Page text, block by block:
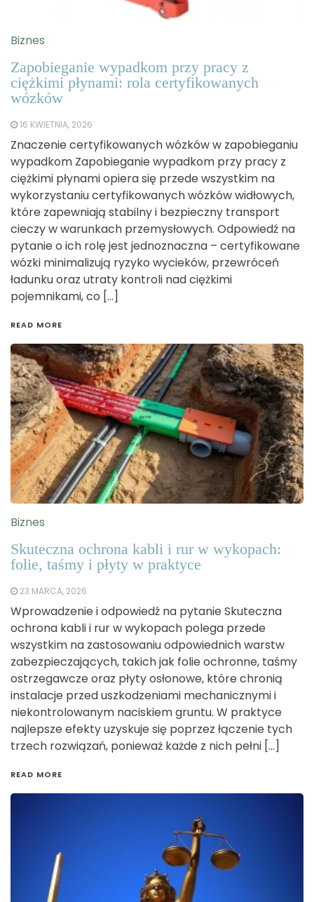
Biznes
Zapobieganie wypadkom przy pracy z
ciężkimi płynami: rola certyfikowanych
wózków
16 KWIETNIA, 2026
Znaczenie certyfikowanych wózków w zapobieganiu
wypadkom Zapobieganie wypadkom przy pracy z
ciężkimi płynami opiera się przede wszystkim na
wykorzystaniu certyfikowanych wózków widłowych,
które zapewniają stabilny i bezpieczny transport
cieczy w warunkach przemysłowych. Odpowiedź na
pytanie o ich rolę jest jednoznaczna – certyfikowane
wózki minimalizują ryzyko wycieków, przewróceń
ładunku oraz utraty kontroli nad ciężkimi
pojemnikami, co […]
READ MORE
Biznes
Skuteczna ochrona kabli i rur w wykopach:
folie, taśmy i płyty w praktyce
23 MARCA, 2026
Wprowadzenie i odpowiedź na pytanie Skuteczna
ochrona kabli i rur w wykopach polega przede
wszystkim na zastosowaniu odpowiednich warstw
zabezpieczających, takich jak folie ochronne, taśmy
ostrzegawcze oraz płyty osłonowe, które chronią
instalacje przed uszkodzeniami mechanicznymi i
niekontrolowanym naciskiem gruntu. W praktyce
najlepsze efekty uzyskuje się poprzez łączenie tych
trzech rozwiązań, ponieważ każde z nich pełni […]
READ MORE